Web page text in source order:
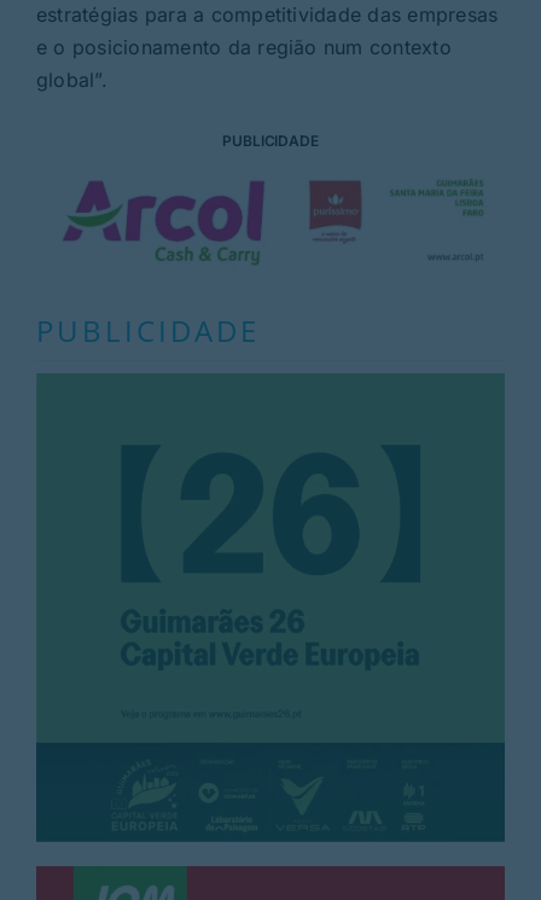
estratégias para a competitividade das empresas
e o posicionamento da região num contexto
global”.
PUBLICIDADE
PUBLICIDADE